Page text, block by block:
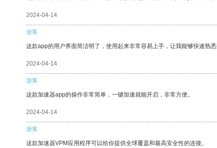
2024-04-14
游客
这款app的用户界面简洁明了，使用起来非常容易上手，让我能够快速熟
2024-04-14
游客
这款加速器app的操作非常简单，一键加速就能开启，非常方便。
2024-04-14
游客
这款加速器VPM应用程序可以给你提供全球覆盖和最高安全性的连接。